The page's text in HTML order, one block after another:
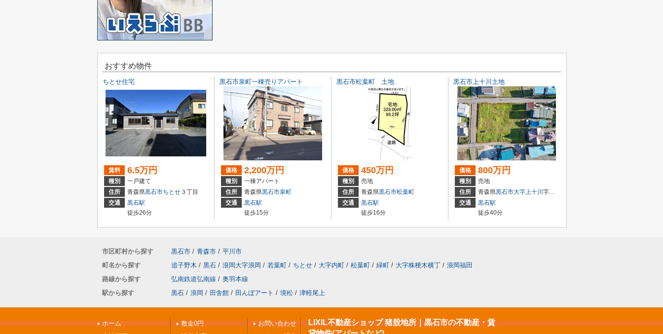
おすすめ物件
ちとせ住宅
賃料 6.5万円
種別
一戸建て
住所
青森県黒石市ちとせ ３丁目
交通
黒石駅
徒歩26分
黒石市泉町一棟売りアパート
価格 2,200万円
種別
一棟アパート
住所
青森県黒石市泉町
交通
黒石駅
徒歩15分
黒石市松葉町 土地
価格 450万円
種別
売地
住所
青森県黒石市松葉町
交通
黒石駅
徒歩16分
黒石市上十川土地
価格 800万円
種別
売地
住所
青森県黒石市大字上十川 字大野一番
交通
黒石駅
徒歩40分
市区町村から探す 黒石市 / 青森市 / 平川市
町名から探す
追子野木 / 黒石 / 浪岡大字浪岡 / 若葉町 / ちとせ / 大字内町 / 松葉町 / 緑町 / 大字株梗木横丁 / 浪岡福田
路線から探す
弘南鉄道弘南線 / 奥羽本線
駅から探す
黒石 / 浪岡 / 田舎館 / 田んぼアート / 境松 / 津軽尾上
ホーム
敷金0円
お問い合わせ
LIXIL不動産ショップ 猪股地所｜黒石市の不動産・賃